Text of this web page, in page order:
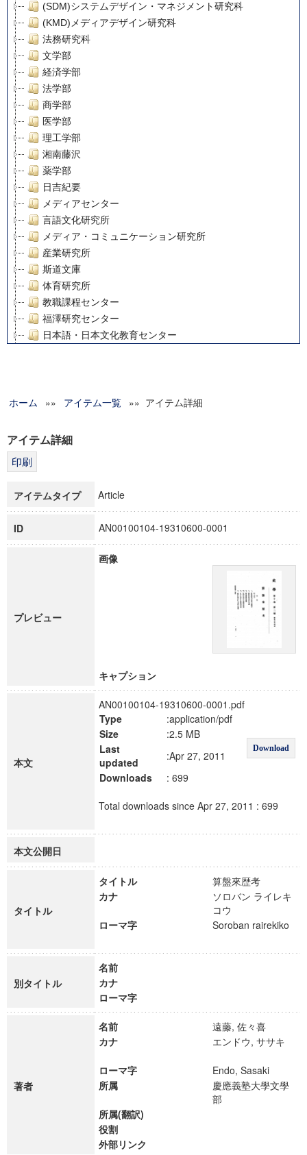
(SDM)システムデザイン・マネジメント研究科
(KMD)メディアデザイン研究科
法務研究科
文学部
経済学部
法学部
商学部
医学部
理工学部
湘南藤沢
薬学部
日吉紀要
メディアセンター
言語文化研究所
メディア・コミュニケーション研究所
産業研究所
斯道文庫
体育研究所
教職課程センター
福澤研究センター
日本語・日本文化教育センター
グローバルリサーチインスティテュート
科学研究費補助金研究成果報告書
博士課程教育リーディングプログラム「超成熟社会発展のサ
ホーム »» アイテム一覧 »» アイテム詳細
アイテム詳細
アイテムタイプ Article
ID AN00100104-19310600-0001
プレビュー
画像
キャプション
本文
AN00100104-19310600-0001.pdf
Type
:application/pdf
Download
Size
:2.5 MB
Last
updated
:Apr 27, 2011
Downloads
: 699
Total downloads since Apr 27, 2011 : 699
本文公開日
タイトル
タイトル
算盤來歴考
カナ
ソロバン ライレキ
コウ
ローマ字
Soroban rairekiko
別タイトル
名前
カナ
ローマ字
著者
名前
遠藤, 佐々喜
カナ
エンドウ, ササキ
ローマ字
Endo, Sasaki
所属
慶應義塾大學文學
部
所属(翻訳)
役割
外部リンク